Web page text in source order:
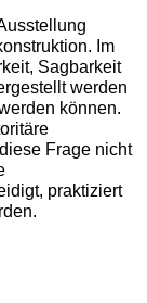
Im
Sagbarkeit
werden
können.
Frage nicht
praktiziert